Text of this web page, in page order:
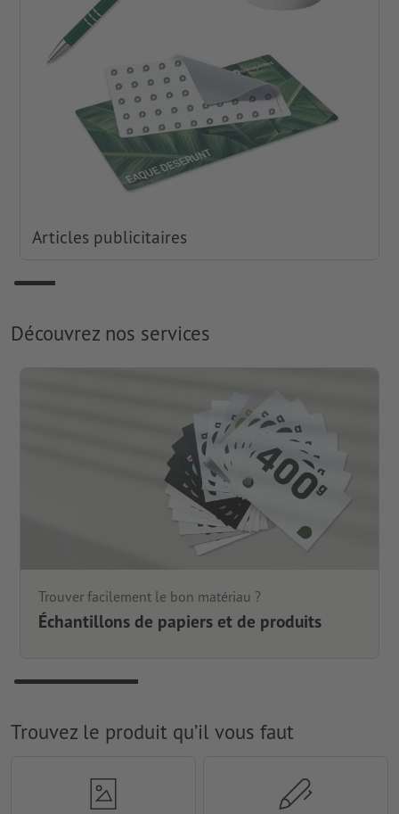
Articles publicitaires
Découvrez nos services
Trouver facilement le bon matériau ?
Échantillons de papiers et de produits
Trouvez le produit qu’il vous faut